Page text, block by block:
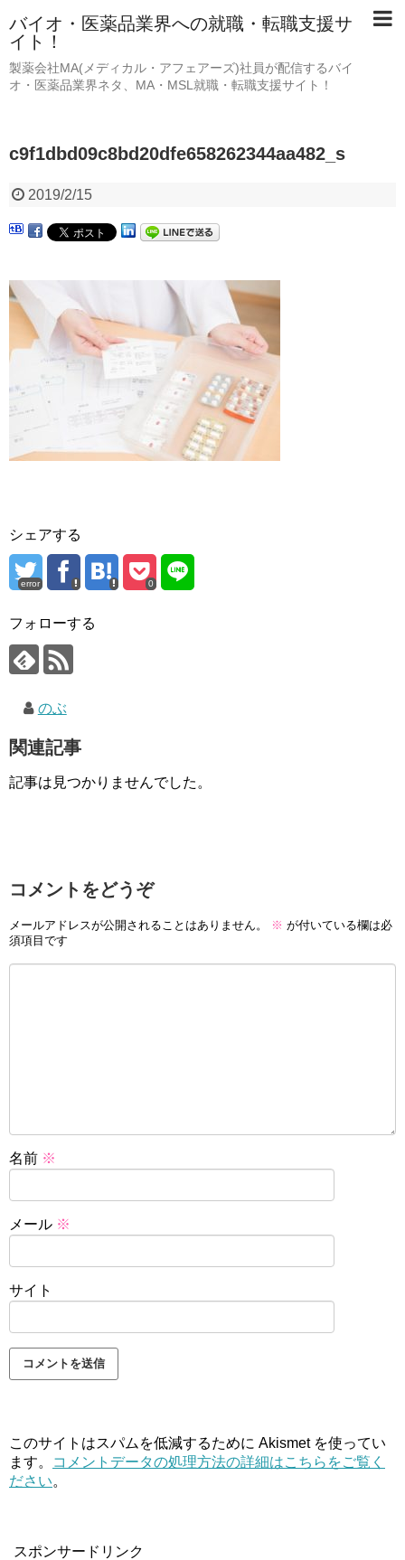
バイオ・医薬品業界への就職・転職支援サ
イト！
製薬会社MA(メディカル・アフェアーズ)社員が配信するバイ
オ・医薬品業界ネタ、MA・MSL就職・転職支援サイト！
c9f1dbd09c8bd20dfe658262344aa482_s
2019/2/15
シェアする
error 0
フォローする
のぶ
関連記事
記事は見つかりませんでした。
コメントをどうぞ
メールアドレスが公開されることはありません。 ※ が付いている欄は必
須項目です
名前 ※
メール ※
サイト
このサイトはスパムを低減するために Akismet を使ってい
ます。
コメントデータの処理方法の詳細はこちらをご覧く
ださい。
スポンサードリンク